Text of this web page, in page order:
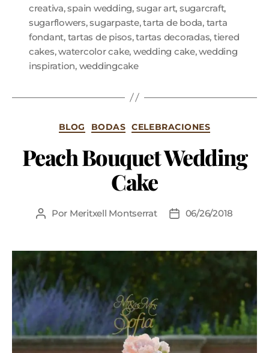
creativa,spain wedding, sugar art, sugarcraft,
sugarflowers,sugarpaste,tarta de boda, tarta
fondant, tartas de pisos,tartas decoradas, tiered
cakes,watercolor cake, wedding cake,wedding
inspiration, weddingcake
BLOG BODAS CELEBRACIONES
Peach Bouquet Wedding
Cake
Por Meritxell Montserrat 06/26/2018